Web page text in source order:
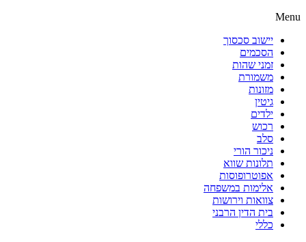
Menu
יישוב סכסוך
הסכמים
זמני שהות
משמורת
מזונות
גיטין
ילדים
רכוש
סלב
ניכור הורי
תלונות שווא
אפוטרופוסות
אלימות במשפחה
צוואות וירושות
בית הדין הרבני
כללי